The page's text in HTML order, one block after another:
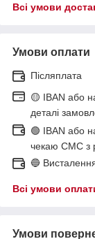
Всі умови
Умови оплати
Післяплата
🟡 IBAN або
деталі
🟢 IBAN або
чекаю СМС з
🔵
Всі умови
Умови